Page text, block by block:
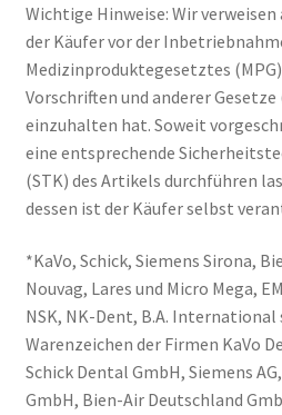
Wichtige Hinweise: Wir verweisen
der Käufer vor der
Medizinproduktegesetztes
Vorschriften und anderer Gesetze
einzuhalten hat. Soweit
eine entsprechende
(STK) des Artikels durchführen
dessen ist der Käufer selbst
*KaVo, Schick, Siemens Sirona,
Nouvag, Lares und Micro Mega,
NSK, NK-Dent, B.A.
Warenzeichen der Firmen KaVo
Schick Dental GmbH, Siemens
GmbH, Bien-Air Deutschland